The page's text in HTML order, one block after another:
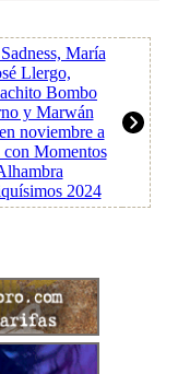
María
Llergo,
Bombo
y Marwán
noviembre a
Momentos
2024